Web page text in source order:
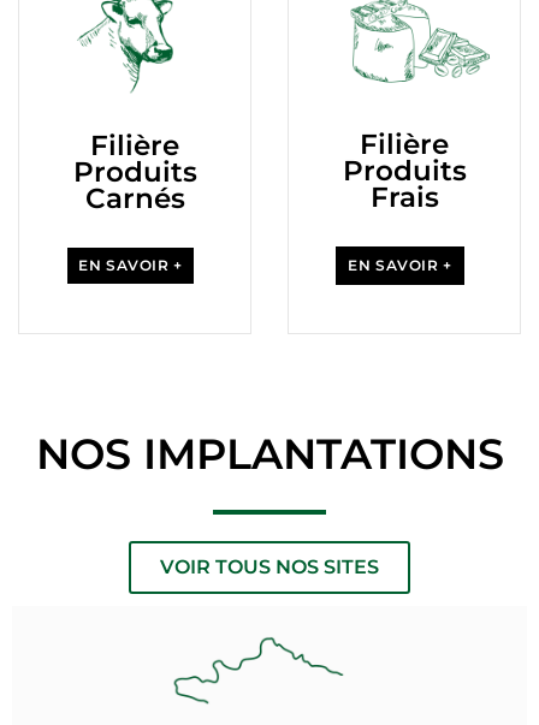
Filière
Produits
Carnés
EN SAVOIR +
Filière
Produits
Frais
EN SAVOIR +
NOS IMPLANTATIONS
VOIR TOUS NOS SITES